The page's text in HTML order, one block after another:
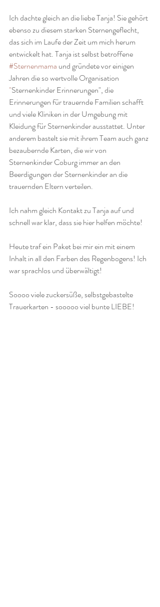
Ich dachte gleich an die liebe Tanja! Sie gehört
ebenso zu diesem starken Sternengeflecht,
das sich im Laufe der Zeit um mich herum
entwickelt hat. Tanja ist selbst betroffene
#Sternenmama und gründete vor einigen
Jahren die so wertvolle Organisation
"Sternenkinder Erinnerungen", die
Erinnerungen für trauernde Familien schafft
und viele Kliniken in der Umgebung mit
Kleidung für Sternenkinder ausstattet. Unter
anderem bastelt sie mit ihrem Team auch ganz
bezaubernde Karten, die wir von
Sternenkinder Coburg immer an den
Beerdigungen der Sternenkinder an die
trauernden Eltern verteilen.
Ich nahm gleich Kontakt zu Tanja auf und
schnell war klar, dass sie hier helfen möchte!
Heute traf ein Paket bei mir ein mit einem
Inhalt in all den Farben des Regenbogens! Ich
war sprachlos und überwältigt!
Soooo viele zuckersüße, selbstgebastelte
Trauerkarten - sooooo viel bunte LIEBE!